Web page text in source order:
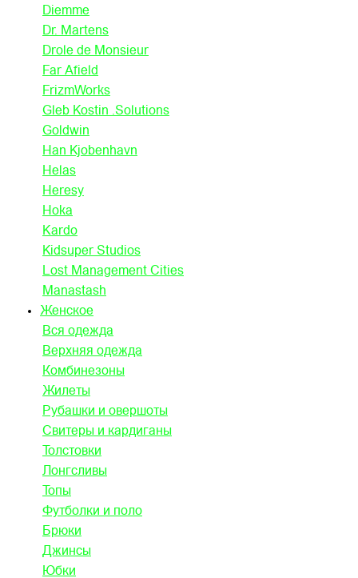
Diemme
Dr. Martens
Drole de Monsieur
Far Afield
FrizmWorks
Gleb Kostin .Solutions
Goldwin
Han Kjobenhavn
Helas
Heresy
Hoka
Kardo
Kidsuper Studios
Lost Management Cities
Manastash
Женское
Вся одежда
Верхняя одежда
Комбинезоны
Жилеты
Рубашки и овершоты
Свитеры и кардиганы
Толстовки
Лонгсливы
Топы
Футболки и поло
Брюки
Джинсы
Юбки